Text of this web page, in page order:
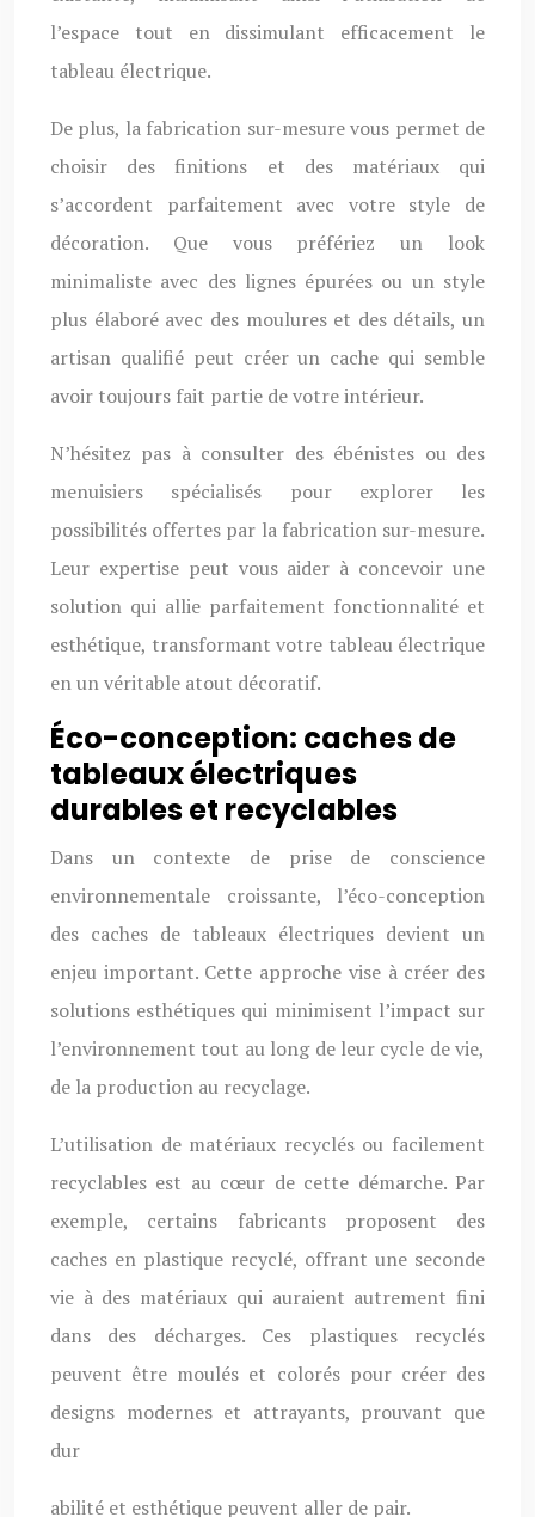
l’espace tout en dissimulant efficacement le
tableau électrique.
De plus, la fabrication sur-mesure vous permet de
choisir des finitions et des matériaux qui
s’accordent parfaitement avec votre style de
décoration. Que vous préfériez un look
minimaliste avec des lignes épurées ou un style
plus élaboré avec des moulures et des détails, un
artisan qualifié peut créer un cache qui semble
avoir toujours fait partie de votre intérieur.
N’hésitez pas à consulter des ébénistes ou des
menuisiers spécialisés pour explorer les
possibilités offertes par la fabrication sur-mesure.
Leur expertise peut vous aider à concevoir une
solution qui allie parfaitement fonctionnalité et
esthétique, transformant votre tableau électrique
en un véritable atout décoratif.
Éco-conception: caches de
tableaux électriques
durables et recyclables
Dans un contexte de prise de conscience
environnementale croissante, l’éco-conception
des caches de tableaux électriques devient un
enjeu important. Cette approche vise à créer des
solutions esthétiques qui minimisent l’impact sur
l’environnement tout au long de leur cycle de vie,
de la production au recyclage.
L’utilisation de matériaux recyclés ou facilement
recyclables est au cœur de cette démarche. Par
exemple, certains fabricants proposent des
caches en plastique recyclé, offrant une seconde
vie à des matériaux qui auraient autrement fini
dans des décharges. Ces plastiques recyclés
peuvent être moulés et colorés pour créer des
designs modernes et attrayants, prouvant que
dur
abilité et esthétique peuvent aller de pair.